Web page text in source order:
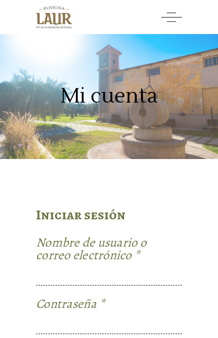
Mi cuenta
Iniciar sesión
Nombre de usuario o
correo electrónico *Requerido
Contraseña *Requerido